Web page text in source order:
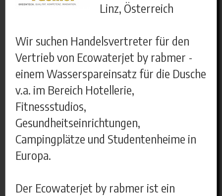
Linz, Österreich
Wir suchen Handelsvertreter für den
Vertrieb von Ecowaterjet by rabmer -
einem Wasserspareinsatz für die Dusche
v.a. im Bereich Hotellerie,
Fitnessstudios,
Gesundheitseinrichtungen,
Campingplätze und Studentenheime in
Europa.
Der Ecowaterjet by rabmer ist ein